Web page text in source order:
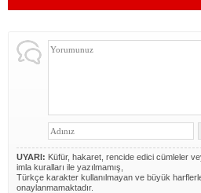
UYARI: Küfür, hakaret, rencide edici cümleler
imla kuralları ile yazılmamış,
Türkçe karakter kullanılmayan ve büyük
onaylanmamaktadır.